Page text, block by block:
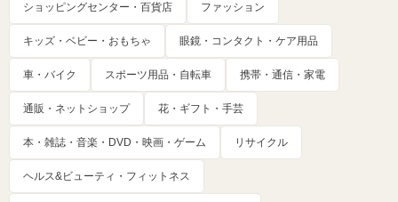
ショッピングセンター・百貨店 ファッション
キッズ・ベビー・おもちゃ 眼鏡・コンタクト・ケア用品
車・バイク スポーツ用品・自転車 携帯・通信・家電
通販・ネットショップ 花・ギフト・手芸
本・雑誌・音楽・DVD・映画・ゲーム リサイクル
ヘルス&ビューティ・フィットネス